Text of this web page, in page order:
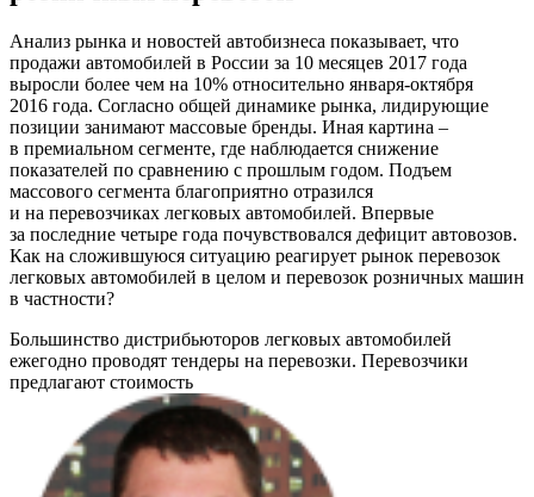
Анализ рынка и новостей автобизнеса показывает, что
продажи автомобилей в России за 10 месяцев 2017 года
выросли более чем на 10% относительно января-октября
2016 года. Согласно общей динамике рынка, лидирующие
позиции занимают массовые бренды. Иная картина –
в премиальном сегменте, где наблюдается снижение
показателей по сравнению с прошлым годом. Подъем
массового сегмента благоприятно отразился
и на перевозчиках легковых автомобилей. Впервые
за последние четыре года почувствовался дефицит автовозов.
Как на сложившуюся ситуацию реагирует рынок перевозок
легковых автомобилей в целом и перевозок розничных машин
в частности?
Большинство дистрибьюторов легковых автомобилей
ежегодно проводят тендеры на перевозки. Перевозчики
предлагают стоимость